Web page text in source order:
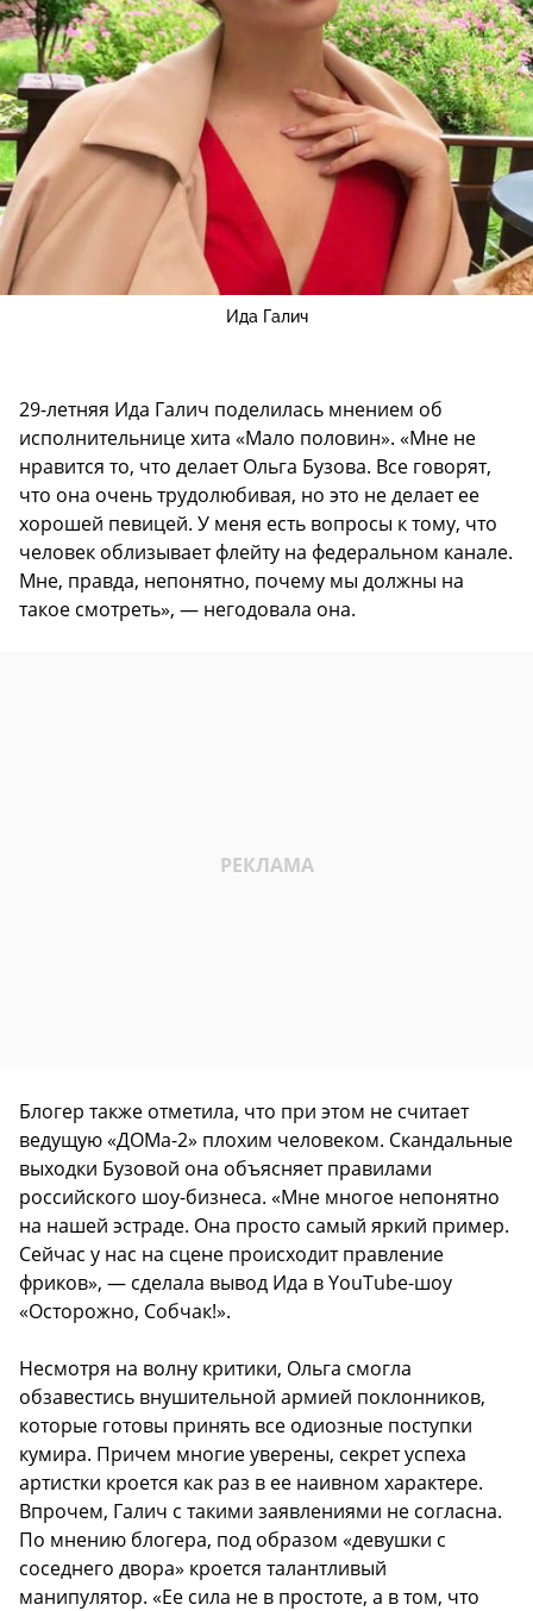
Ида Галич
29-летняя Ида Галич поделилась мнением об
исполнительнице хита «Мало половин». «Мне не
нравится то, что делает Ольга Бузова. Все говорят,
что она очень трудолюбивая, но это не делает ее
хорошей певицей. У меня есть вопросы к тому, что
человек облизывает флейту на федеральном канале.
Мне, правда, непонятно, почему мы должны на
такое смотреть», — негодовала она.
Блогер также отметила, что при этом не считает
ведущую «ДОМа-2» плохим человеком. Скандальные
выходки Бузовой она объясняет правилами
российского шоу-бизнеса. «Мне многое непонятно
на нашей эстраде. Она просто самый яркий пример.
Сейчас у нас на сцене происходит правление
фриков», — сделала вывод Ида в YouTube-шоу
«Осторожно, Собчак!».
Несмотря на волну критики, Ольга смогла
обзавестись внушительной армией поклонников,
которые готовы принять все одиозные поступки
кумира. Причем многие уверены, секрет успеха
артистки кроется как раз в ее наивном характере.
Впрочем, Галич с такими заявлениями не согласна.
По мнению блогера, под образом «девушки с
соседнего двора» кроется талантливый
манипулятор. «Ее сила не в простоте, а в том, что